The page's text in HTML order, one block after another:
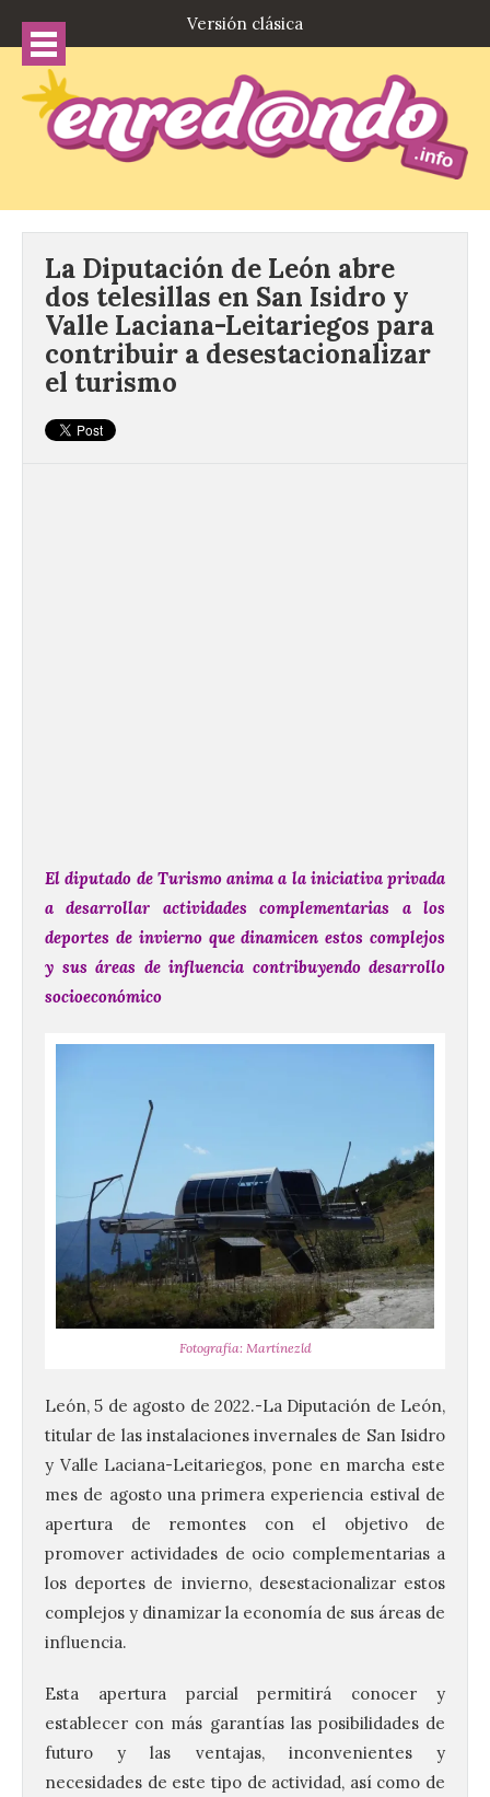
Versión clásica
La Diputación de León abre
dos telesillas en San Isidro y
Valle Laciana-Leitariegos para
contribuir a desestacionalizar
el turismo
El diputado de Turismo anima a la iniciativa privada
a desarrollar actividades complementarias a los
deportes de invierno que dinamicen estos complejos
y sus áreas de influencia contribuyendo desarrollo
socioeconómico
Fotografía: Martínezld
León, 5 de agosto de 2022.-La Diputación de León,
titular de las instalaciones invernales de San Isidro
y Valle Laciana-Leitariegos, pone en marcha este
mes de agosto una primera experiencia estival de
apertura de remontes con el objetivo de
promover actividades de ocio complementarias a
los deportes de invierno, desestacionalizar estos
complejos y dinamizar la economía de sus áreas de
influencia.
Esta apertura parcial permitirá conocer y
establecer con más garantías las posibilidades de
futuro y las ventajas, inconvenientes y
necesidades de este tipo de actividad, así como de